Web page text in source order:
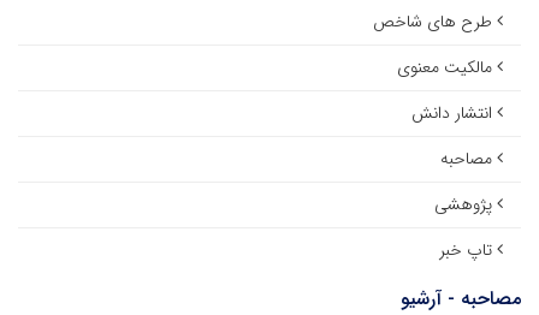
طرح های شاخص
مالکیت معنوی
انتشار دانش
مصاحبه
پژوهشی
تاپ خبر
مصاحبه - آرشیو